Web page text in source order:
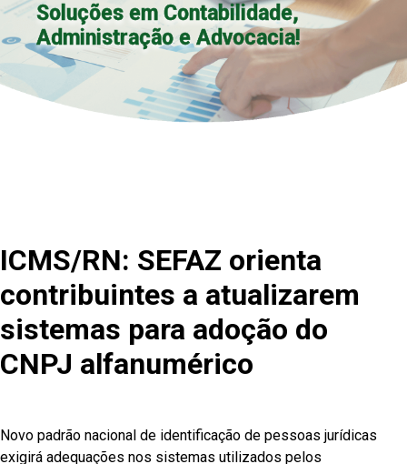
Soluções em Contabilidade,
Administração e Advocacia!
ICMS/RN: SEFAZ orienta
contribuintes a atualizarem
sistemas para adoção do
CNPJ alfanumérico
Novo padrão nacional de identificação de pessoas jurídicas
exigirá adequações nos sistemas utilizados pelos